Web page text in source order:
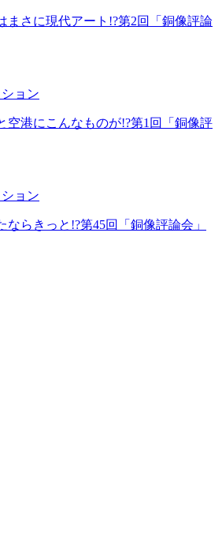
まさに現代アート!?第2回「銅像評論
ョン
空港にこんなものが!?第1回「銅像評
ョン
ならきっと!?第45回「銅像評論会」